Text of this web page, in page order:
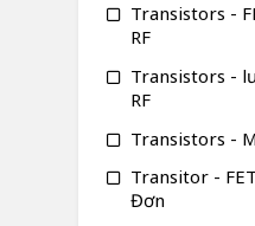
Transistors -
RF
Transistors -
RF
Transistors -
Transitor -
Đơn